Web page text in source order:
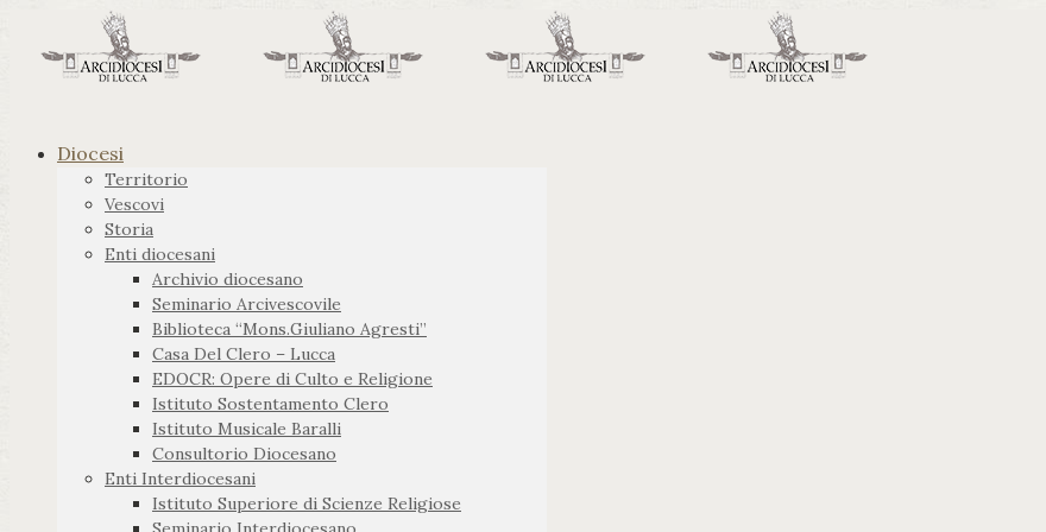
Diocesi
Territorio
Vescovi
Storia
Enti diocesani
Archivio diocesano
Seminario Arcivescovile
Biblioteca “Mons.Giuliano Agresti”
Casa Del Clero – Lucca
EDOCR: Opere di Culto e Religione
Istituto Sostentamento Clero
Istituto Musicale Baralli
Consultorio Diocesano
Enti Interdiocesani
Istituto Superiore di Scienze Religiose